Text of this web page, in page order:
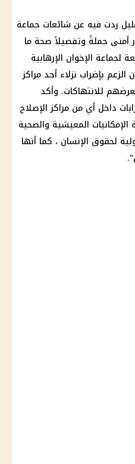
قليل ردت فيه عن شائعات جماعة
أمنى جملةً وتفصيلاً صحة ما
لجماعة الإخوان الإرهابية
بإضراب نزلاء أحد مراكز
للانتهاكات. وأكد
داخل أي من مراكز الإصلاح
الإمكانيات المعيشية والصحية
لحقوق الإنسان ، كما أنها